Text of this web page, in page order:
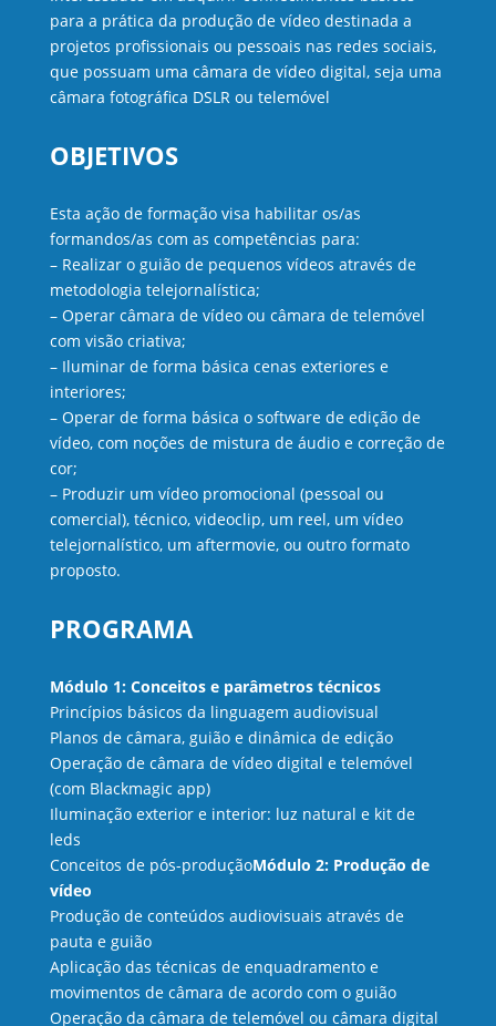
para a prática da produção de vídeo destinada a
projetos profissionais ou pessoais nas redes sociais,
que possuam uma câmara de vídeo digital, seja uma
câmara fotográfica DSLR ou telemóvel
OBJETIVOS
Esta ação de formação visa habilitar os/as
formandos/as com as competências para:
– Realizar o guião de pequenos vídeos através de
metodologia telejornalística;
– Operar câmara de vídeo ou câmara de telemóvel
com visão criativa;
– Iluminar de forma básica cenas exteriores e
interiores;
– Operar de forma básica o software de edição de
vídeo, com noções de mistura de áudio e correção de
cor;
– Produzir um vídeo promocional (pessoal ou
comercial), técnico, videoclip, um reel, um vídeo
telejornalístico, um aftermovie, ou outro formato
proposto.
PROGRAMA
Módulo 1: Conceitos e parâmetros técnicos
Princípios básicos da linguagem audiovisual
Planos de câmara, guião e dinâmica de edição
Operação de câmara de vídeo digital e telemóvel
(com Blackmagic app)
Iluminação exterior e interior: luz natural e kit de
leds
Conceitos de pós-produçãoMódulo 2: Produção de
vídeo
Produção de conteúdos audiovisuais através de
pauta e guião
Aplicação das técnicas de enquadramento e
movimentos de câmara de acordo com o guião
Operação da câmara de telemóvel ou câmara digital